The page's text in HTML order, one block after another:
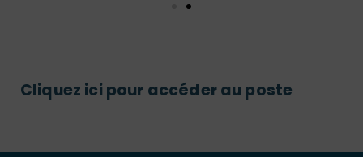
Cliquez ici pour accéder au poste